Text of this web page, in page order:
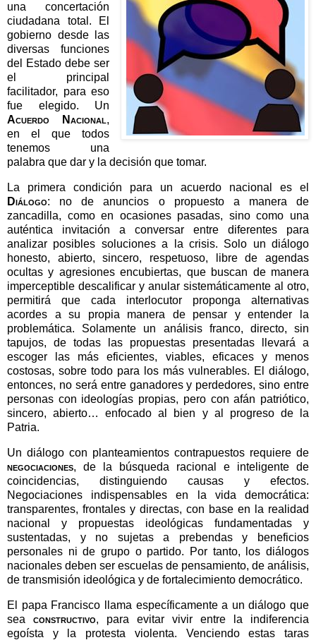
una concertación
ciudadana total. El
gobierno desde las
diversas funciones
del Estado debe ser
el principal
facilitador, para eso
fue elegido. Un
Acuerdo Nacional,
en el que todos
tenemos una
palabra que dar y la decisión que tomar.
La primera condición para un acuerdo nacional es el
Diálogo: no de anuncios o propuesto a manera de
zancadilla, como en ocasiones pasadas, sino como una
auténtica invitación a conversar entre diferentes para
analizar posibles soluciones a la crisis. Solo un diálogo
honesto, abierto, sincero, respetuoso, libre de agendas
ocultas y agresiones encubiertas, que buscan de manera
imperceptible descalificar y anular sistemáticamente al otro,
permitirá que cada interlocutor proponga alternativas
acordes a su propia manera de pensar y entender la
problemática. Solamente un análisis franco, directo, sin
tapujos, de todas las propuestas presentadas llevará a
escoger las más eficientes, viables, eficaces y menos
costosas, sobre todo para los más vulnerables. El diálogo,
entonces, no será entre ganadores y perdedores, sino entre
personas con ideologías propias, pero con afán patriótico,
sincero, abierto… enfocado al bien y al progreso de la
Patria.
Un diálogo con planteamientos contrapuestos requiere de
negociaciones, de la búsqueda racional e inteligente de
coincidencias, distinguiendo causas y efectos.
Negociaciones indispensables en la vida democrática:
transparentes, frontales y directas, con base en la realidad
nacional y propuestas ideológicas fundamentadas y
sustentadas, y no sujetas a prebendas y beneficios
personales ni de grupo o partido. Por tanto, los diálogos
nacionales deben ser escuelas de pensamiento, de análisis,
de transmisión ideológica y de fortalecimiento democrático.
El papa Francisco llama específicamente a un diálogo que
sea constructivo, para evitar vivir entre la indiferencia
egoísta y la protesta violenta. Venciendo estas taras